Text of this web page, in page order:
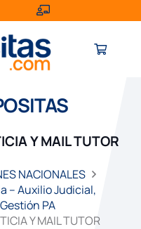
Y MAIL TUTOR
NACIONALES
– Auxilio Judicial,
PA
Y MAIL TUTOR